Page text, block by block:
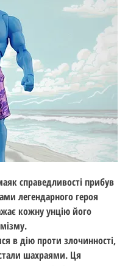
справедливості прибув
легендарного героя
кожну унцію його
в дію проти злочинності,
шахраями. Ця